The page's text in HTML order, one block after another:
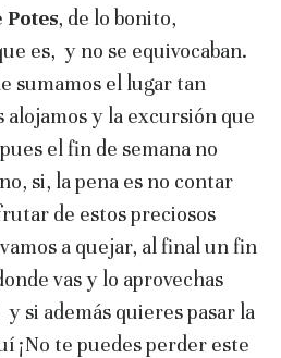
Potes, de lo bonito,
es, y no se equivocaban.
sumamos el lugar tan
alojamos y la excursión que
pues el fin de semana no
si, la pena es no contar
de estos preciosos
a quejar, al final un fin
vas y lo aprovechas
si además quieres pasar la
¡No te puedes perder este